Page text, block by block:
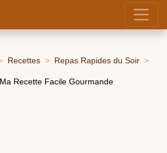
Recettes Repas Rapides du Soir
Recette Facile Gourmande